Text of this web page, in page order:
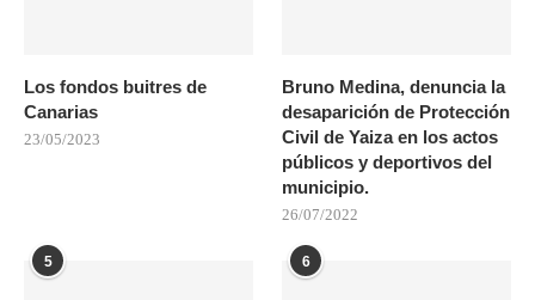
Los fondos buitres de
Canarias
23/05/2023
Bruno Medina, denuncia la
desaparición de Protección
Civil de Yaiza en los actos
públicos y deportivos del
municipio.
26/07/2022
5 6